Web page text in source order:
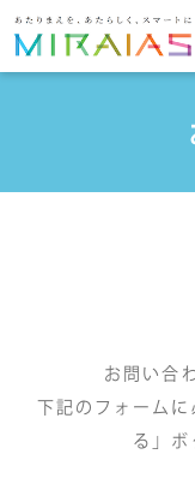
お問い合
下記のフォーム
る」ボ